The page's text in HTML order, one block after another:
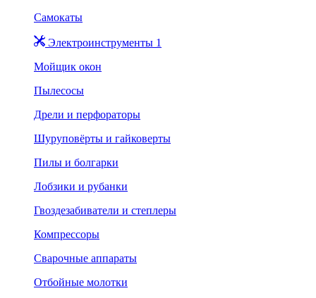
Самокаты
Электроинструменты 1
Мойщик окон
Пылесосы
Дрели и перфораторы
Шуруповёрты и гайковерты
Пилы и болгарки
Лобзики и рубанки
Гвоздезабиватели и степлеры
Компрессоры
Сварочные аппараты
Отбойные молотки